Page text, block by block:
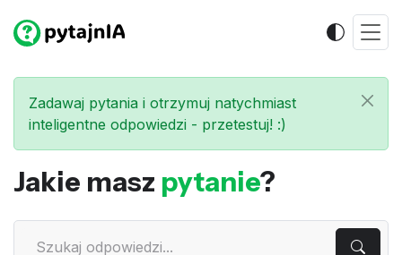
Zadawaj pytania i otrzymuj natychmiast
inteligentne odpowiedzi - przetestuj! :)
Jakie masz pytanie?